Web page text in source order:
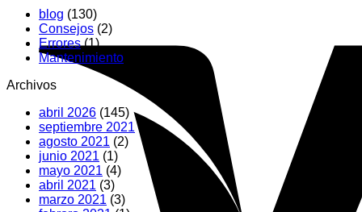
blog (130)
Consejos (2)
Errores(1)
Mantenimiento
Archivos
abril 2026 (145)
septiembre 2021(1)
agosto 2021 (2)
junio 2021 (1)
mayo 2021 (4)
abril 2021 (3)
marzo 2021 (3)